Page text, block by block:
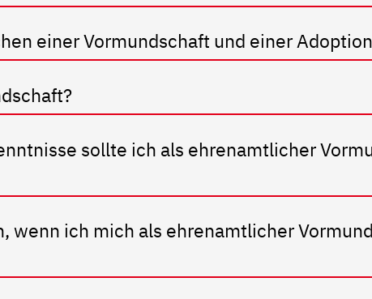
einer Vormundschaft und einer
sollte ich als ehrenamtlicher
wenn ich mich als ehrenamtlicher Vormund